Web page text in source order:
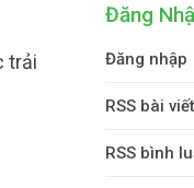
trải
Đăng
Đăng nhập
RSS bài viết
RSS bình